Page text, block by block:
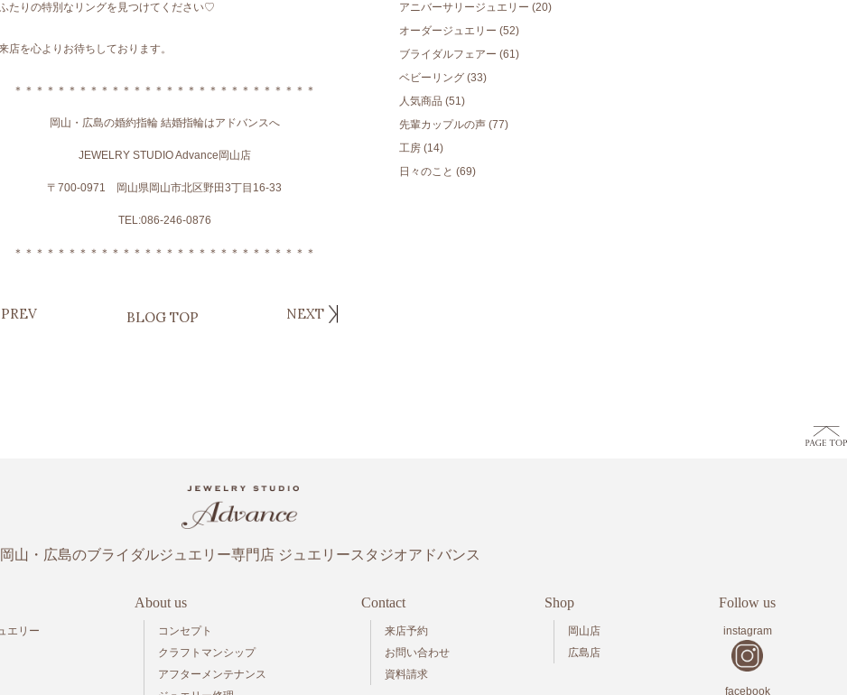
たりの特別なリングを見つけてください♡
店を心よりお待ちしております。
＊＊＊＊＊＊＊＊＊＊＊＊＊＊＊＊＊＊＊＊＊＊＊＊＊＊＊＊
岡山・広島の婚約指輪 結婚指輪はアドバンスへ
JEWELRY STUDIO Advance岡山店
〒700-0971 岡山県岡山市北区野田3丁目16-33
TEL:086-246-0876
＊＊＊＊＊＊＊＊＊＊＊＊＊＊＊＊＊＊＊＊＊＊＊＊＊＊＊＊
PREV BLOG TOP NEXT
アニバーサリージュエリー (20)
オーダージュエリー (52)
ブライダルフェアー (61)
ベビーリング (33)
人気商品 (51)
先輩カップルの声 (77)
工房 (14)
日々のこと (69)
岡山・広島のブライダルジュエリー専門店 ジュエリースタジオアドバンス
エリー
About us
コンセプト
クラフトマンシップ
アフターメンテナンス
Contact
来店予約
お問い合わせ
資料請求
Shop
岡山店
広島店
Follow us
instagram
facebook